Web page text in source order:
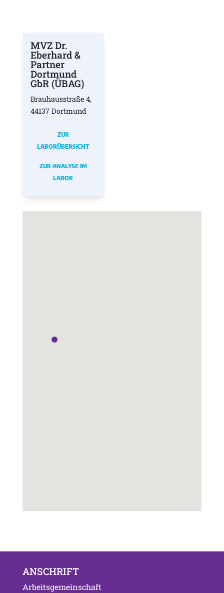
MVZ Dr.
Eberhard &
Partner
Dortmund
GbR (ÜBAG)
Brauhausstraße 4,
44137 Dortmund
ZUR
LABORÜBERSICHT
ZUR ANALYSE IM
LABOR
ANSCHRIFT
Arbeitsgemeinschaft